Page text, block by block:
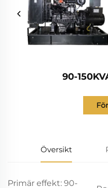
90-
Översikt
Primär effekt: 90-